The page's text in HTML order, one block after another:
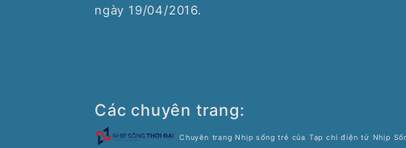
ngày 19/04/2016.
Các chuyên trang:
Chuyên trang Nhịp sống trẻ của Tạp chí điện tử Nhịp